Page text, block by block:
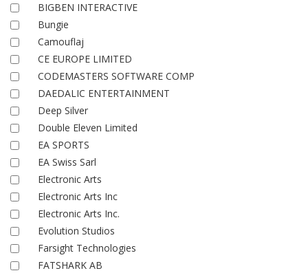
BIGBEN INTERACTIVE
Bungie
Camouflaj
CE EUROPE LIMITED
CODEMASTERS SOFTWARE COMP
DAEDALIC ENTERTAINMENT
Deep Silver
Double Eleven Limited
EA SPORTS
EA Swiss Sarl
Electronic Arts
Electronic Arts Inc
Electronic Arts Inc.
Evolution Studios
Farsight Technologies
FATSHARK AB